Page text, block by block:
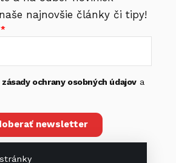
najnovšie články či tipy!
zásady ochrany osobných údajova
newsletter